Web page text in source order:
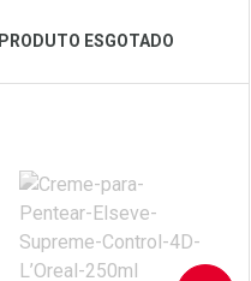
Ver Desconto Convênio
PRODUTO ESGOTADO
Laboratório
Por Menos